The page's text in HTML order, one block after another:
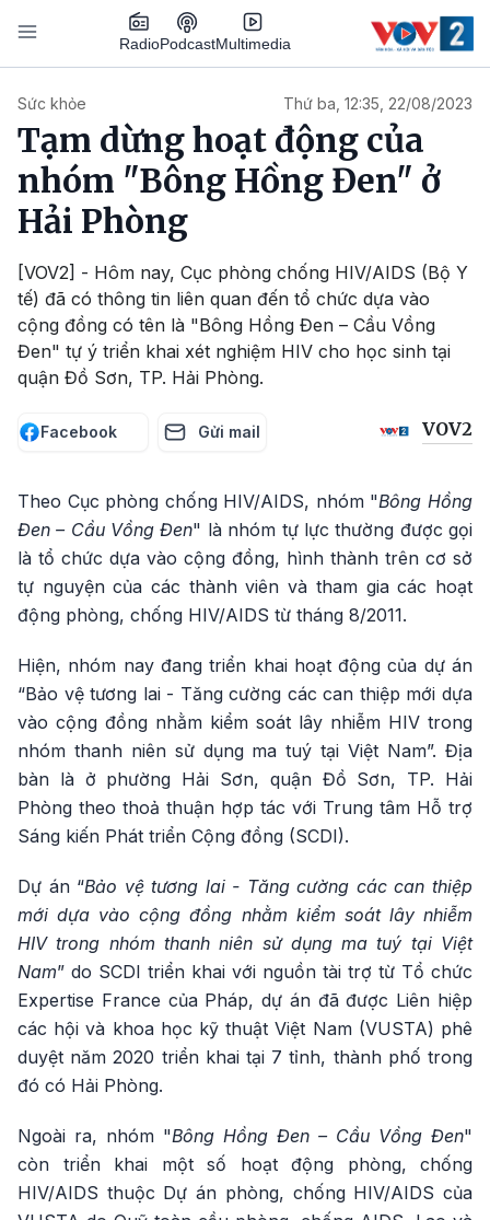
Nhảy đến nội dung
RadioPodcastMultimedia
Sức khỏe Thứ ba, 12:35, 22/08/2023
Tạm dừng hoạt động của
nhóm "Bông Hồng Đen" ở
Hải Phòng
[VOV2] - Hôm nay, Cục phòng chống HIV/AIDS (Bộ Y
tế) đã có thông tin liên quan đến tổ chức dựa vào
cộng đồng có tên là "Bông Hồng Đen – Cầu Vồng
Đen" tự ý triển khai xét nghiệm HIV cho học sinh tại
quận Đồ Sơn, TP. Hải Phòng.
Facebook Gửi mail VOV2
Theo Cục phòng chống HIV/AIDS, nhóm "Bông Hồng
Đen – Cầu Vồng Đen" là nhóm tự lực thường được gọi
là tổ chức dựa vào cộng đồng, hình thành trên cơ sở
tự nguyện của các thành viên và tham gia các hoạt
động phòng, chống HIV/AIDS từ tháng 8/2011.
Hiện, nhóm nay đang triển khai hoạt động của dự án
“Bảo vệ tương lai - Tăng cường các can thiệp mới dựa
vào cộng đồng nhằm kiểm soát lây nhiễm HIV trong
nhóm thanh niên sử dụng ma tuý tại Việt Nam”. Địa
bàn là ở phường Hải Sơn, quận Đồ Sơn, TP. Hải
Phòng theo thoả thuận hợp tác với Trung tâm Hỗ trợ
Sáng kiến Phát triển Cộng đồng (SCDI).
Dự án “Bảo vệ tương lai - Tăng cường các can thiệp
mới dựa vào cộng đồng nhằm kiểm soát lây nhiễm
HIV trong nhóm thanh niên sử dụng ma tuý tại Việt
Nam” do SCDI triển khai với nguồn tài trợ từ Tổ chức
Expertise France của Pháp, dự án đã được Liên hiệp
các hội và khoa học kỹ thuật Việt Nam (VUSTA) phê
duyệt năm 2020 triển khai tại 7 tỉnh, thành phố trong
đó có Hải Phòng.
Ngoài ra, nhóm "Bông Hồng Đen – Cầu Vồng Đen"
còn triển khai một số hoạt động phòng, chống
HIV/AIDS thuộc Dự án phòng, chống HIV/AIDS của